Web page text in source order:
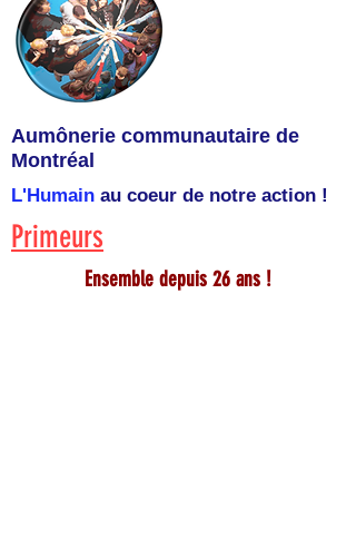
Aumônerie communautaire de
Montréal
L'Humain au coeur de notre action !
Primeurs
Ensemble depuis 26 ans !